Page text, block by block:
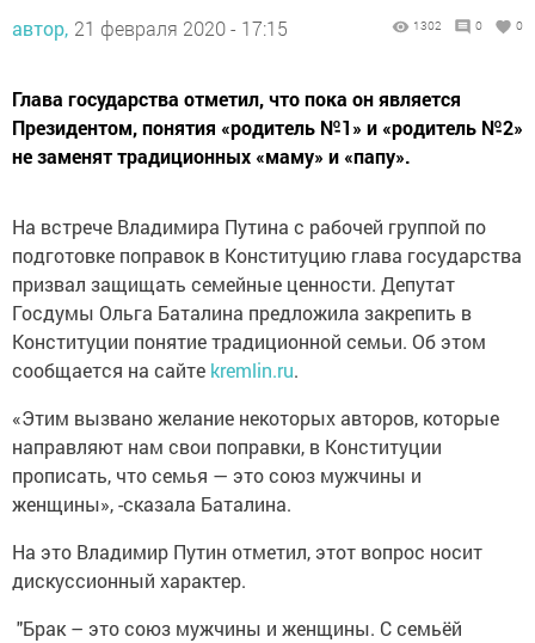
автор, 21 февраля 2020 - 17:15 1302 0 0
Глава государства отметил, что пока он является
Президентом, понятия «родитель №1» и «родитель №2»
не заменят традиционных «маму» и «папу».
На встрече Владимира Путина с рабочей группой по
подготовке поправок в Конституцию глава государства
призвал защищать семейные ценности. Депутат
Госдумы Ольга Баталина предложила закрепить в
Конституции понятие традиционной семьи. Об этом
сообщается на сайте kremlin.ru.
«Этим вызвано желание некоторых авторов, которые
направляют нам свои поправки, в Конституции
прописать, что семья — это союз мужчины и
женщины», -сказала Баталина.
На это Владимир Путин отметил, этот вопрос носит
дискуссионный характер.
"Брак – это союз мужчины и женщины. С семьёй